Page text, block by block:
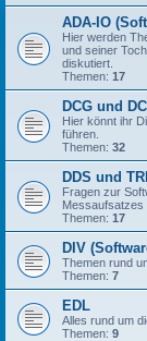
ADA-IO
Hier werden
und seiner
diskutiert.
Themen: 17
DCG und
Hier könnt ihr
führen.
Themen: 32
DDS und
Fragen zur
Messaufsatzes
Themen: 17
DIV
Themen rund
Themen: 7
EDL
Alles rund um
Themen: 9